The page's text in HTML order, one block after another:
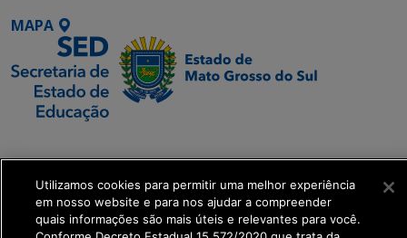
MAPA
Executiva de
Transformação Digital
get_footer();
Utilizamos cookies para permitir uma melhor experiência
em nosso website e para nos ajudar a compreender
quais informações são mais úteis e relevantes para você.